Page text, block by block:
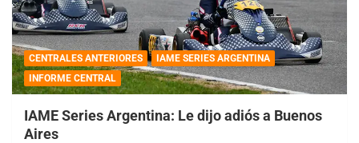
CENTRALES ANTERIORES
IAME SERIES ARGENTINA
INFORME CENTRAL
IAME Series Argentina: Le dijo adiós a Buenos
Aires